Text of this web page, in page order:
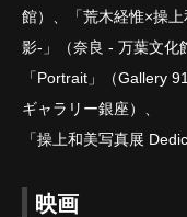
館）、「荒木経惟×操上
影‐」（奈良 ‐ 万葉文化
「Portrait」（Gallery
ギャラリー銀座）、
「操上和美写真展
映画